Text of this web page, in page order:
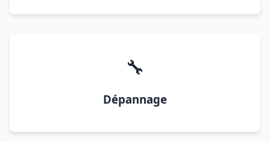
🔧
Dépannage